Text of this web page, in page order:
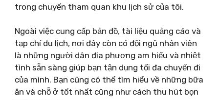
trong chuyến tham quan khu lịch sử của tôi.
Ngoài việc cung cấp bản đồ, tài liệu quảng cáo và
tạp chí du lịch, nơi đây còn có đội ngũ nhân viên
là những người dân địa phương am hiểu và nhiệt
tình sẵn sàng giúp bạn tận dụng tối đa chuyến đi
của mình. Bạn cũng có thể tìm hiểu về những bữa
ăn và chỗ ở tốt nhất cũng như cách thu hút bọn